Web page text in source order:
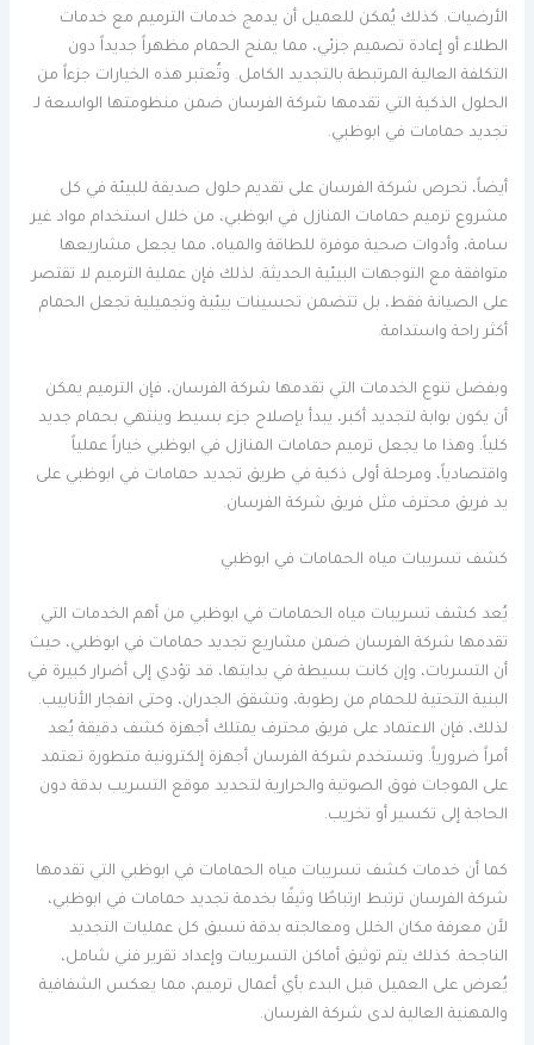
الأرضيات. كذلك يُمكن للعميل أن يدمج خدمات الترميم مع خدمات
الطلاء أو إعادة تصميم جزئي، مما يمنح الحمام مظهراً جديداً دون
التكلفة العالية المرتبطة بالتجديد الكامل. وتُعتبر هذه الخيارات جزءاً من
الحلول الذكية التي تقدمها شركة الفرسان ضمن منظومتها الواسعة لـ
تجديد حمامات في ابوظبي.
أيضاً، تحرص شركة الفرسان على تقديم حلول صديقة للبيئة في كل
مشروع ترميم حمامات المنازل في ابوظبي، من خلال استخدام مواد غير
سامة، وأدوات صحية موفرة للطاقة والمياه، مما يجعل مشاريعها
متوافقة مع التوجهات البيئية الحديثة. لذلك فإن عملية الترميم لا تقتصر
على الصيانة فقط، بل تتضمن تحسينات بيئية وتجميلية تجعل الحمام
أكثر راحة واستدامة.
وبفضل تنوع الخدمات التي تقدمها شركة الفرسان، فإن الترميم يمكن
أن يكون بوابة لتجديد أكبر، يبدأ بإصلاح جزء بسيط وينتهي بحمام جديد
كلياً. وهذا ما يجعل ترميم حمامات المنازل في ابوظبي خياراً عملياً
واقتصادياً، ومرحلة أولى ذكية في طريق تجديد حمامات في ابوظبي على
يد فريق محترف مثل فريق شركة الفرسان.
كشف تسريبات مياه الحمامات في ابوظبي
يُعد كشف تسريبات مياه الحمامات في ابوظبي من أهم الخدمات التي
تقدمها شركة الفرسان ضمن مشاريع تجديد حمامات في ابوظبي، حيث
أن التسربات، وإن كانت بسيطة في بدايتها، قد تؤدي إلى أضرار كبيرة في
البنية التحتية للحمام من رطوبة، وتشقق الجدران، وحتى انفجار الأنابيب.
لذلك، فإن الاعتماد على فريق محترف يمتلك أجهزة كشف دقيقة يُعد
أمراً ضرورياً. وتستخدم شركة الفرسان أجهزة إلكترونية متطورة تعتمد
على الموجات فوق الصوتية والحرارية لتحديد موقع التسريب بدقة دون
الحاجة إلى تكسير أو تخريب.
كما أن خدمات كشف تسريبات مياه الحمامات في ابوظبي التي تقدمها
شركة الفرسان ترتبط ارتباطًا وثيقًا بخدمة تجديد حمامات في ابوظبي،
لأن معرفة مكان الخلل ومعالجته بدقة تسبق كل عمليات التجديد
الناجحة. كذلك يتم توثيق أماكن التسريبات وإعداد تقرير فني شامل،
يُعرض على العميل قبل البدء بأي أعمال ترميم، مما يعكس الشفافية
والمهنية العالية لدى شركة الفرسان.